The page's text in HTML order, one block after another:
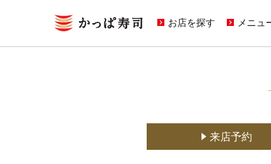
お店を探す メニュ
どこで
来店予約